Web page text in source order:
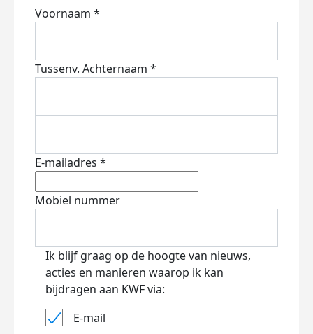
Voornaam *
Tussenv. Achternaam *
E-mailadres *
Mobiel nummer
Ik blijf graag op de hoogte van nieuws,
acties en manieren waarop ik kan
bijdragen aan KWF via:
E-mail